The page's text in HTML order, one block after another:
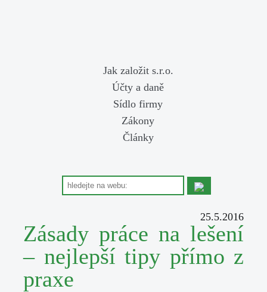
Jak založit s.r.o.
Účty a daně
Sídlo firmy
Zákony
Články
Zásady práce na lešení
– nejlepší tipy přímo z
praxe
25.5.2016